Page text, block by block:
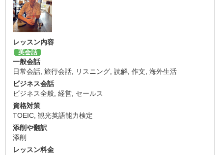
レッスン内容
英会話
一般会話
日常会話 旅行会話 リスニング 読解 作文 海外生活
ビジネス会話
ビジネス全般 経営 セールス
資格対策
TOEIC 観光英語能力検定
添削や翻訳
添削
レッスン料金